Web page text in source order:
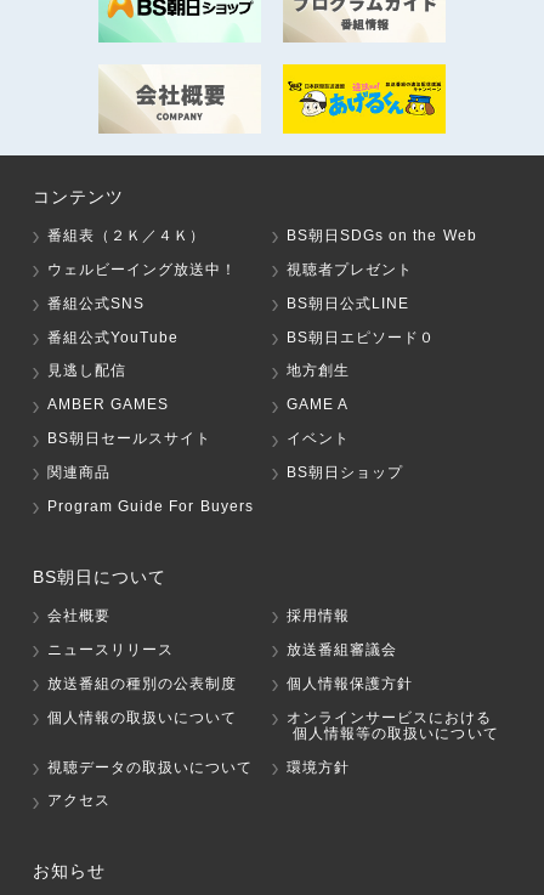
コンテンツ
番組表（２Ｋ／４Ｋ）
BS朝日SDGs on the Web
ウェルビーイング放送中！
視聴者プレゼント
番組公式SNS
BS朝日公式LINE
番組公式YouTube
BS朝日エピソード０
見逃し配信
地方創生
AMBER GAMES
GAME A
BS朝日セールスサイト
イベント
関連商品
BS朝日ショップ
Program Guide For Buyers
BS朝日について
会社概要
採用情報
ニュースリリース
放送番組審議会
放送番組の種別の公表制度
個人情報保護方針
個人情報の取扱いについて
オンラインサービスにおける
個人情報等の取扱いについて
視聴データの取扱いについて
環境方針
アクセス
お知らせ